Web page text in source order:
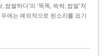
쌀하다’의 ‘똑똑, 쓱싹, 쌉쌀’처
에는 예외적으로 된소리를 표기